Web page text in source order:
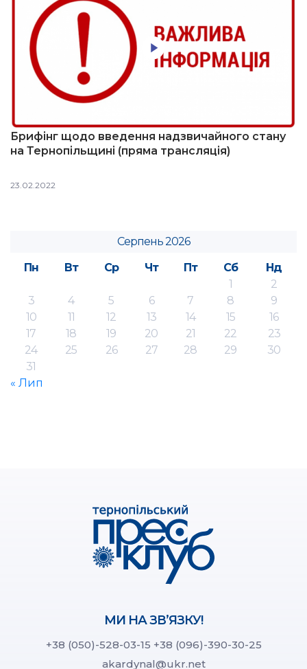
Брифінг щодо введення надзвичайного стану
на Тернопільщині (пряма трансляція)
23.02.2022
Серпень 2026
Пн
Вт Ср Чт Пт Сб
Нд
1
2
3
4 5 6 7 8
9
10
11 12 13 14 15
16
17
18 19 20 21 22
23
24
25 26 27 28 29
30
31
« Лип
МИ НА ЗВ’ЯЗКУ!
+38 (050)-528-03-15 +38 (096)-390-30-25
akardynal@ukr.net